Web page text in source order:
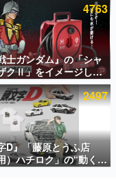
ュー数万以上！ などな
ミ渾身の“殿堂入り”記
4763
士ガンダム』の「シャ
クⅡ」をイメージした
スリールが予約開始。
シャアのパーソナルマ
オン公国軍のエンブレ
番号などを配置
2497
D』「藤原とうふ店
）ハチロク」の“動くテ
ケース”が買えるポップ